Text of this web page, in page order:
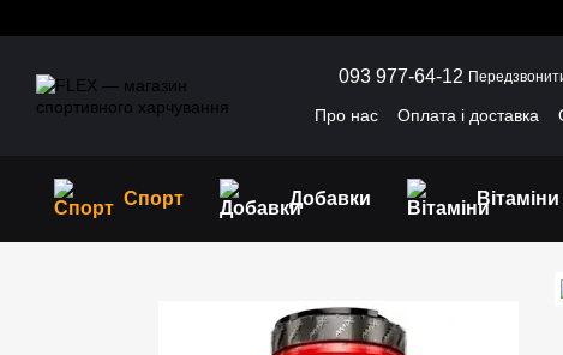
093 977-64-12
Про нас Оплата і доставка
Спорт Добавки Вітаміни